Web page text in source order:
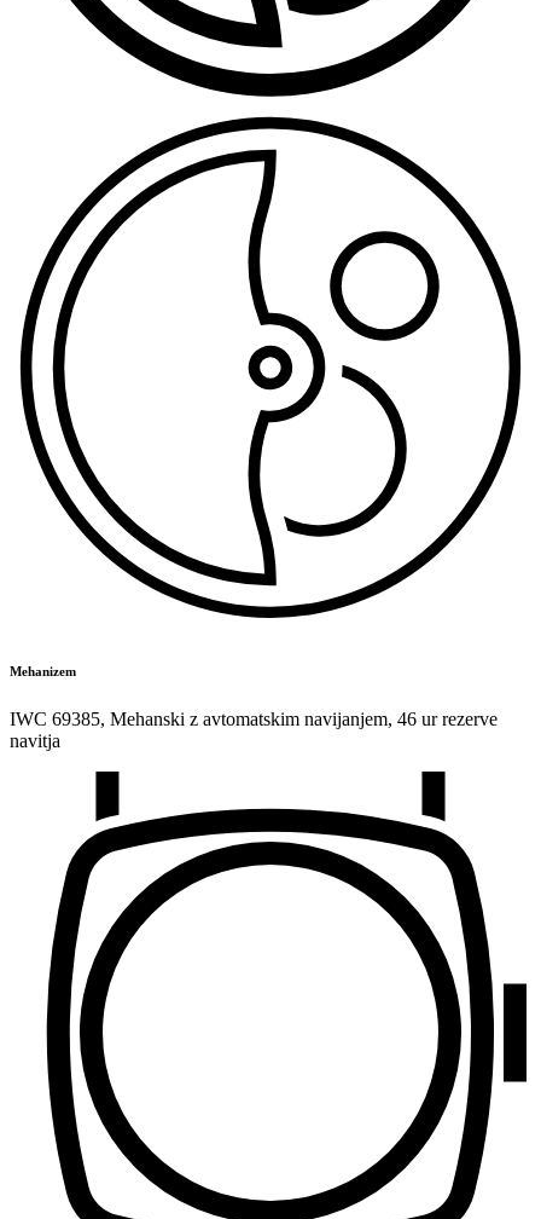
Mehanizem
IWC 69385, Mehanski z avtomatskim navijanjem, 46 ur rezerve
navitja